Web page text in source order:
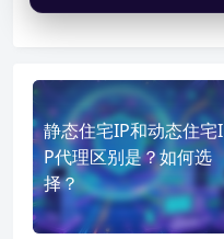
静态住宅IP和动态住宅I
P代理区别是？如何选
择？